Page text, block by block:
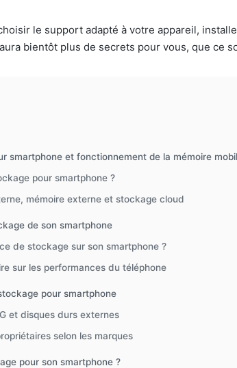
le support adapté à votre appareil,
bientôt plus de secrets pour vous, que ce
smartphone et fonctionnement de la mémoire
pour smartphone ?
mémoire externe et stockage cloud
de son smartphone
de stockage sur son smartphone ?
sur les performances du téléphone
pour smartphone
et disques durs externes
selon les marques
pour son smartphone ?